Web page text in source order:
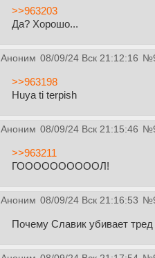
>>963203
Да? Хорошо...
Аноним 08/09/24 Вск 21:12:16 №
>>963198
Huya ti terpish
Аноним 08/09/24 Вск 21:15:46 №
>>963211
ГООООООООООЛ!
Аноним 08/09/24 Вск 21:16:53 №
Почему Славик убивает тред